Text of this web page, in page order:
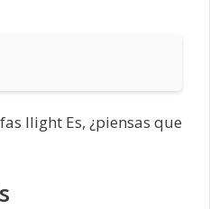
Ilight Es, ¿piensas que